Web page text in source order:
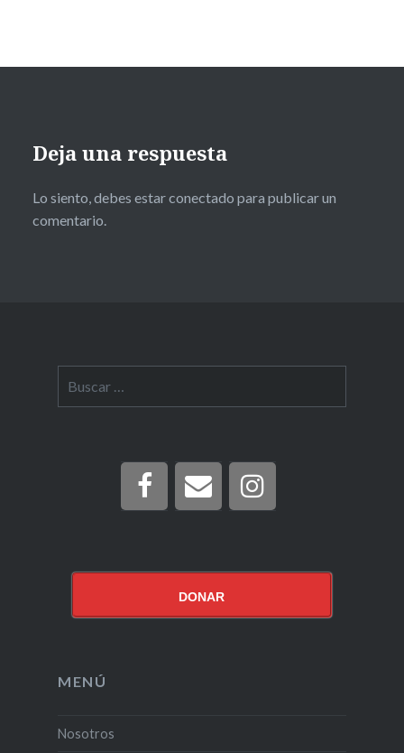
Deja una respuesta
Lo siento, debes estarconectado para publicar un
comentario.
DONAR
MENÚ
Nosotros